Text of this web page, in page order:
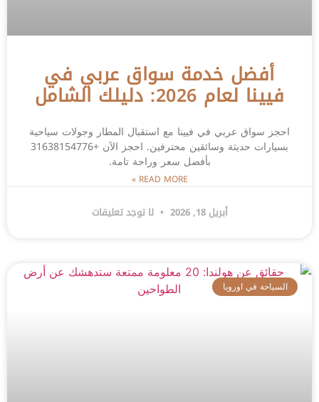
أفضل خدمة سواق عربي في
فيينا لعام 2026: دليلك الشامل
احجز سواق عربي في فيينا مع استقبال المطار وجولات سياحية
بسيارات حديثة وسائقين محترفين. احجز الآن +31638154776
بأفضل سعر وراحة تامة.
READ MORE »
أبريل 18, 2026 لا توجد تعليقات
السياحة في اوروبا